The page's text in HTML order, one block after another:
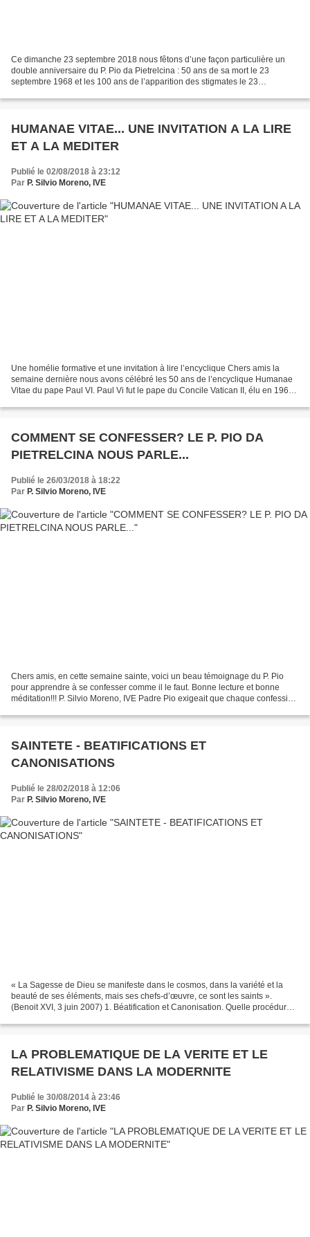
Ce dimanche 23 septembre 2018 nous fêtons d’une façon particulière un
double anniversaire du P. Pio da Pietrelcina : 50 ans de sa mort le 23
septembre 1968 et les 100 ans de l’apparition des stigmates le 23
HUMANAE VITAE... UNE INVITATION A LA LIRE
ET A LA MEDITER
Publié le 02/08/2018 à 23:12
Par P. Silvio Moreno, IVE
Une homélie formative et une invitation à lire l’encyclique Chers amis la
semaine dernière nous avons célébré les 50 ans de l’encyclique Humanae
Vitae du pape Paul VI. Paul Vi fut le pape du Concile Vatican II, élu en 1963
COMMENT SE CONFESSER? LE P. PIO DA
PIETRELCINA NOUS PARLE...
Publié le 26/03/2018 à 18:22
Par P. Silvio Moreno, IVE
Chers amis, en cette semaine sainte, voici un beau témoignage du P. Pio
pour apprendre à se confesser comme il le faut. Bonne lecture et bonne
méditation!!! P. Silvio Moreno, IVE Padre Pio exigeait que chaque confession
SAINTETE - BEATIFICATIONS ET
CANONISATIONS
Publié le 28/02/2018 à 12:06
Par P. Silvio Moreno, IVE
« La Sagesse de Dieu se manifeste dans le cosmos, dans la variété et la
beauté de ses éléments, mais ses chefs-d’œuvre, ce sont les saints ».
(Benoit XVI, 3 juin 2007) 1. Béatification et Canonisation. Quelle procédure ?
LA PROBLEMATIQUE DE LA VERITE ET LE
RELATIVISME DANS LA MODERNITE
Publié le 30/08/2014 à 23:46
Par P. Silvio Moreno, IVE